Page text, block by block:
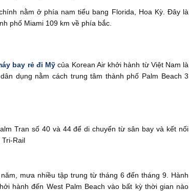
nằm ở phía nam tiểu bang Florida, Hoa Kỳ. Đây là
phố Miami 109 km về phía bắc.
bay rẻ đi Mỹcủa Korean Air khởi hành từ Việt Nam là
dụng nằm cách trung tâm thành phố Palm Beach 3
Tran số 40 và 44 để di chuyển từ sân bay và kết nối
Rail
mưa nhiều tập trung từ tháng 6 đến tháng 9. Hành
hành đến West Palm Beach vào bất kỳ thời gian nào